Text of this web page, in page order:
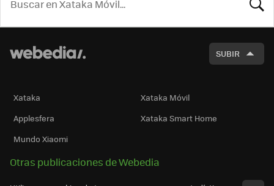
SUBIR
Xataka
Xataka Móvil
Applesfera
Xataka Smart Home
Mundo Xiaomi
Otras publicaciones de Webedia